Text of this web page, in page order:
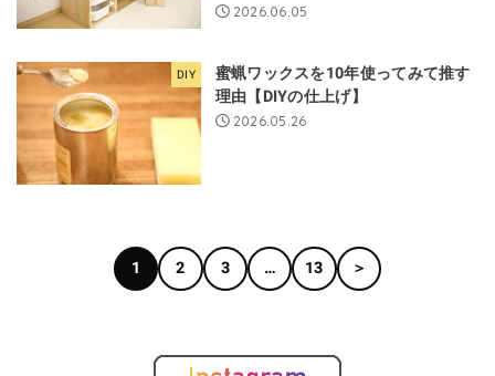
2026.06.05
DIY
蜜蝋ワックスを10年使ってみて推す
理由【DIYの仕上げ】
2026.05.26
1 2 3 … 13 ＞